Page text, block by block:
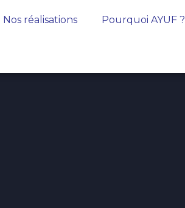
Nos réalisations Pourquoi AYUF ?